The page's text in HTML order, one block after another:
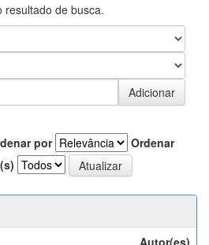
resultado de busca.
por
Ordenar
Autor(es)